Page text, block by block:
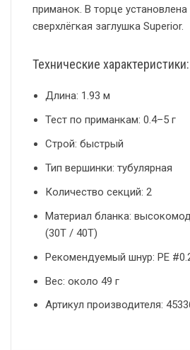
приманок. В торце установлена
сверхлёгкая заглушка Superior.
Технические характеристики:
Длина: 1.93 м
Тест по приманкам: 0.4–5 г
Строй: быстрый
Тип вершинки: тубулярная
Количество секций: 2
Материал бланка:
(30T / 40T)
Рекомендуемый шнур: PE
Вес: около 49 г
Артикул производителя: